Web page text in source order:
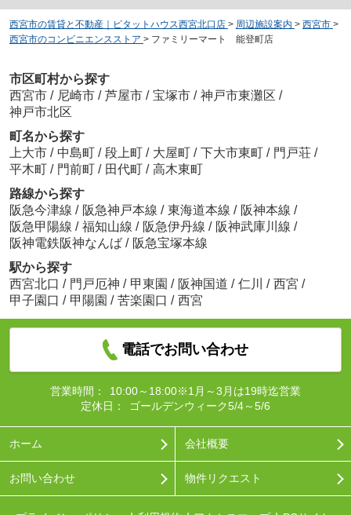
西宮市の賃貸と不動産｜ピタットハウス西宮北口店 > 周辺施設案内 > 西宮市 >
西宮市のコンビニエンスストア > ファミリーマート 能登町店
市区町村から探す
西宮市 / 尼崎市 / 芦屋市 / 宝塚市 / 神戸市東灘区 /
神戸市北区
町名から探す
上大市 / 中島町 / 段上町 / 大屋町 / 下大市東町 / 門戸荘 /
平木町 / 門前町 / 田代町 / 高木東町
路線から探す
阪急今津線 / 阪急神戸本線 / 東海道本線 / 阪神本線 /
阪急甲陽線 / 福知山線 / 阪急伊丹線 / 阪神武庫川線 /
阪神電鉄阪神なんば / 阪急宝塚本線
駅から探す
西宮北口 / 門戸厄神 / 甲東園 / 阪神国道 / 仁川 / 西宮 /
甲子園口 / 甲陽園 / 苦楽園口 / 西宮
電話でお問い合わせ
営業時間：
10:00～18:00※1月～3月は19時迄営業
定休日：
ゴールデンウィーク5/4～5/6
ホーム 会社概要
お問い合わせ 物件リクエスト